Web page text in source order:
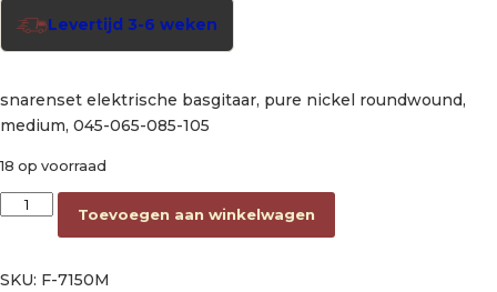
Levertijd 3-6 weken
snarenset elektrische basgitaar, pure nickel roundwound,
medium, 045-065-085-105
18 op voorraad
string set electric bass, pure nickel roundwound, medium
Toevoegen aan winkelwagen
SKU: F-7150M